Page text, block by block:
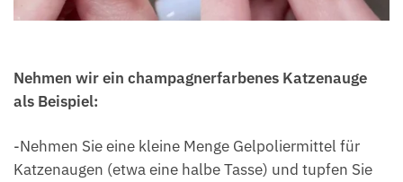
Nehmen wir ein champagnerfarbenes Katzenauge
als Beispiel:
-Nehmen Sie eine kleine Menge Gelpoliermittel für
Katzenaugen (etwa eine halbe Tasse) und tupfen Sie